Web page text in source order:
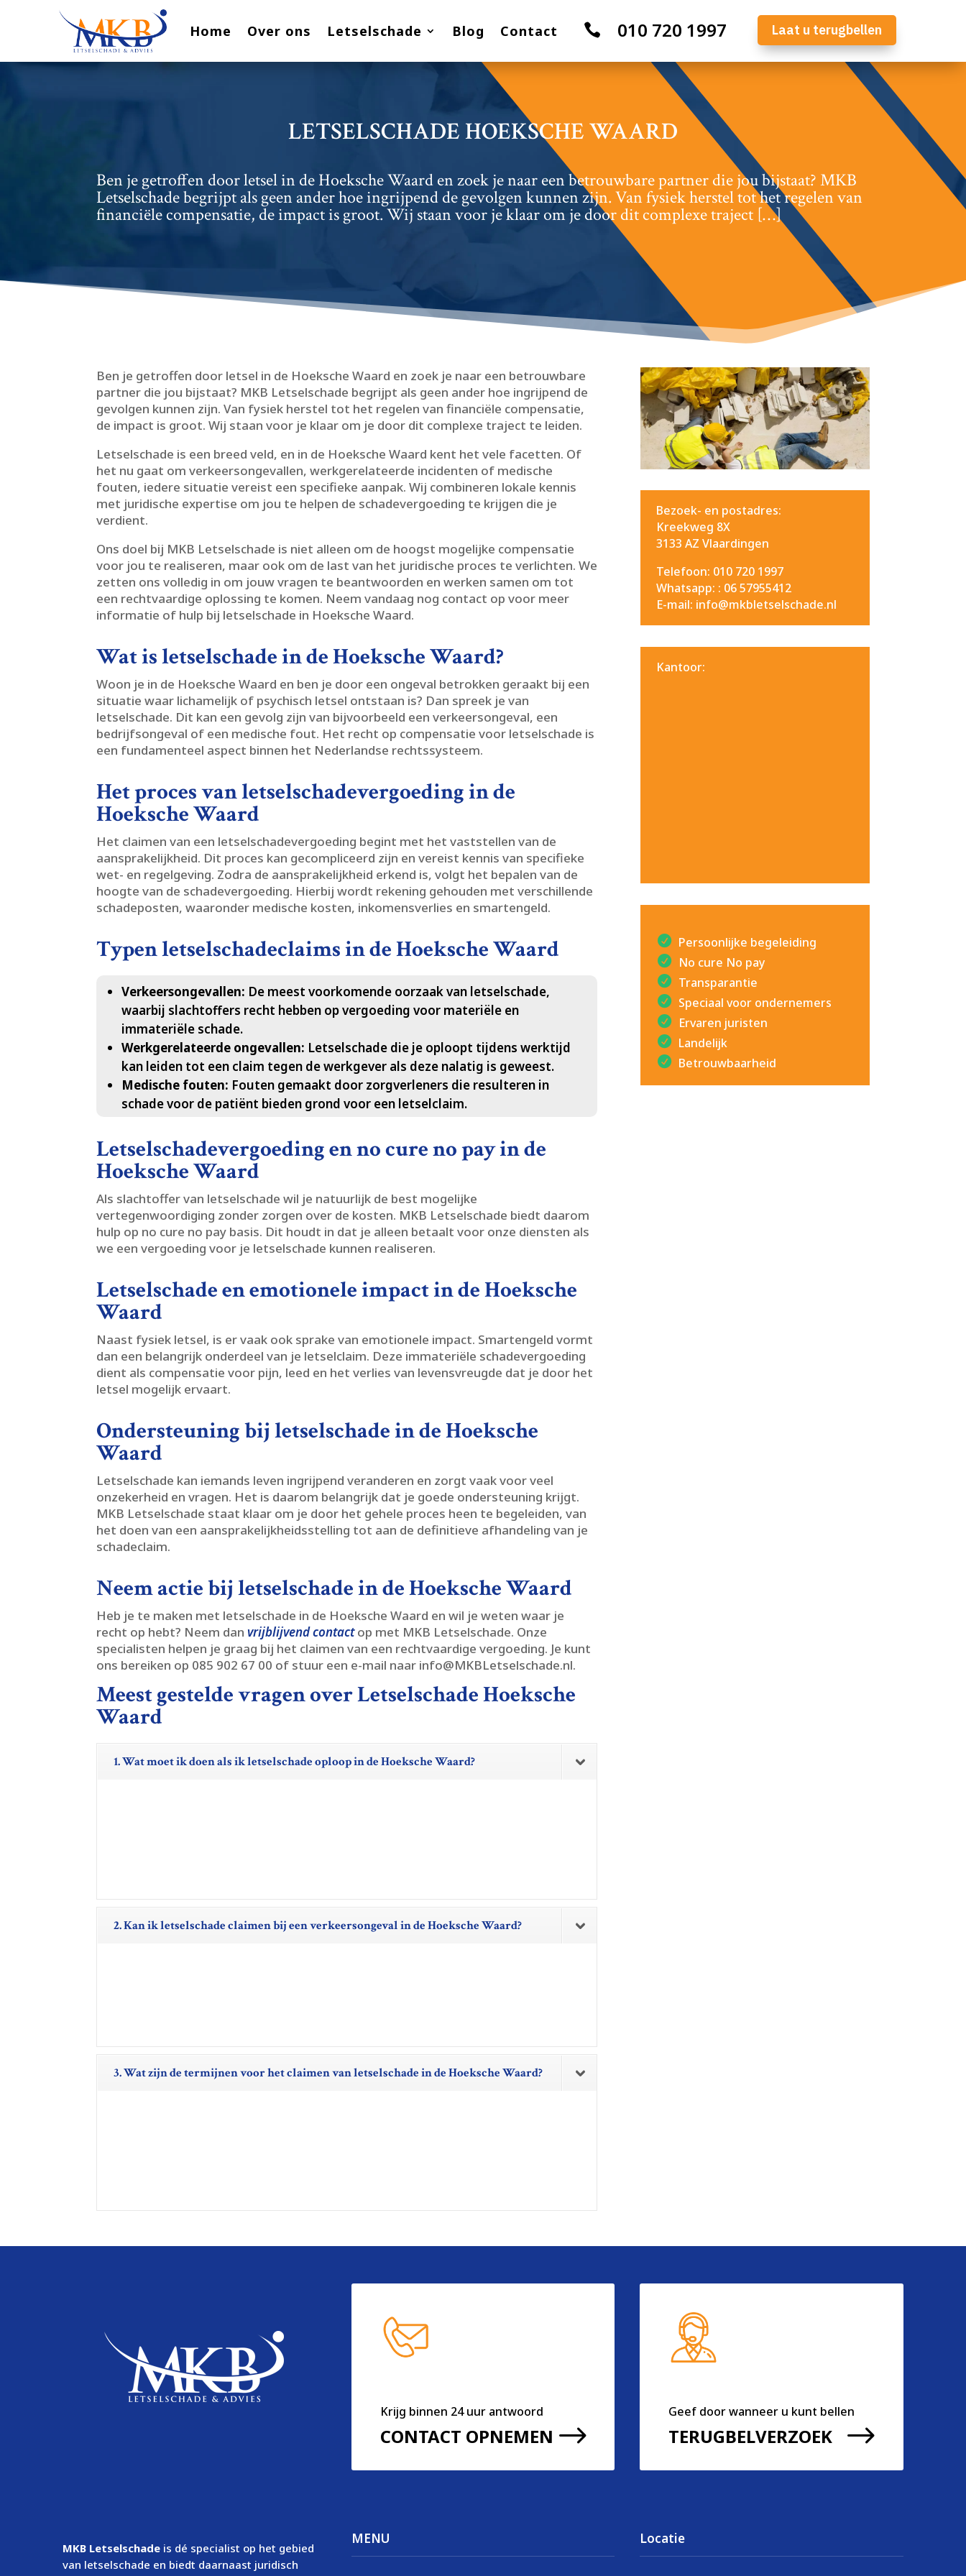
Home Over ons Letselschade Blog Contact  010 720 1997 Laat u terugbellen
LETSELSCHADE HOEKSCHE WAARD
Ben je getroffen door letsel in de Hoeksche Waard en zoek je naar een betrouwbare partner die jou bijstaat? MKB
Letselschade begrijpt als geen ander hoe ingrijpend de gevolgen kunnen zijn.​ Van fysiek herstel tot het regelen van
financiële compensatie, de impact is groot.​ Wij staan voor je klaar om je door dit complexe traject […]
Ben je getroffen door letsel in de Hoeksche Waard en zoek je naar een betrouwbare
partner die jou bijstaat? MKB Letselschade begrijpt als geen ander hoe ingrijpend de
gevolgen kunnen zijn.​ Van fysiek herstel tot het regelen van financiële compensatie,
de impact is groot.​ Wij staan voor je klaar om je door dit complexe traject te leiden.​
Letselschade is een breed veld, en in de Hoeksche Waard kent het vele facetten.​ Of
het nu gaat om verkeersongevallen, werkgerelateerde incidenten of medische
fouten, iedere situatie vereist een specifieke aanpak.​ Wij combineren lokale kennis
met juridische expertise om jou te helpen de schadevergoeding te krijgen die je
verdient.​
Ons doel bij MKB Letselschade is niet alleen om de hoogst mogelijke compensatie
voor jou te realiseren, maar ook om de last van het juridische proces te verlichten.​ We
zetten ons volledig in om jouw vragen te beantwoorden en werken samen om tot
een rechtvaardige oplossing te komen.​ Neem vandaag nog contact op voor meer
informatie of hulp bij letselschade in Hoeksche Waard.​
Wat is letselschade in de Hoeksche Waard?
Woon je in de Hoeksche Waard en ben je door een ongeval betrokken geraakt bij een
situatie waar lichamelijk of psychisch letsel ontstaan is? Dan spreek je van
letselschade.​ Dit kan een gevolg zijn van bijvoorbeeld een verkeersongeval, een
bedrijfsongeval of een medische fout.​ Het recht op compensatie voor letselschade is
een fundamenteel aspect binnen het Nederlandse rechtssysteem.​
Het proces van letselschadevergoeding in de
Hoeksche Waard
Het claimen van een letselschadevergoeding begint met het vaststellen van de
aansprakelijkheid.​ Dit proces kan gecompliceerd zijn en vereist kennis van specifieke
wet- en regelgeving.​ Zodra de aansprakelijkheid erkend is, volgt het bepalen van de
hoogte van de schadevergoeding.​ Hierbij wordt rekening gehouden met verschillende
schadeposten, waaronder medische kosten, inkomensverlies en smartengeld.​
Typen letselschadeclaims in de Hoeksche Waard
Verkeersongevallen: De meest voorkomende oorzaak van letselschade,
waarbij slachtoffers recht hebben op vergoeding voor materiële en
immateriële schade.​
Werkgerelateerde ongevallen: Letselschade die je oploopt tijdens werktijd
kan leiden tot een claim tegen de werkgever als deze nalatig is geweest.​
Medische fouten: Fouten gemaakt door zorgverleners die resulteren in
schade voor de patiënt bieden grond voor een letselclaim.​
Letselschadevergoeding en no cure no pay in de
Hoeksche Waard
Als slachtoffer van letselschade wil je natuurlijk de best mogelijke
vertegenwoordiging zonder zorgen over de kosten.​ MKB Letselschade biedt daarom
hulp op no cure no pay basis.​ Dit houdt in dat je alleen betaalt voor onze diensten als
we een vergoeding voor je letselschade kunnen realiseren.​
Letselschade en emotionele impact in de Hoeksche
Waard
Naast fysiek letsel, is er vaak ook sprake van emotionele impact.​ Smartengeld vormt
dan een belangrijk onderdeel van je letselclaim.​ Deze immateriële schadevergoeding
dient als compensatie voor pijn, leed en het verlies van levensvreugde dat je door het
letsel mogelijk ervaart.​
Ondersteuning bij letselschade in de Hoeksche
Waard
Letselschade kan iemands leven ingrijpend veranderen en zorgt vaak voor veel
onzekerheid en vragen.​ Het is daarom belangrijk dat je goede ondersteuning krijgt.​
MKB Letselschade staat klaar om je door het gehele proces heen te begeleiden, van
het doen van een aansprakelijkheidsstelling tot aan de definitieve afhandeling van je
schadeclaim.​
Neem actie bij letselschade in de Hoeksche Waard
Heb je te maken met letselschade in de Hoeksche Waard en wil je weten waar je
recht op hebt? Neem danvrijblijvend contactop met MKB Letselschade.​ Onze
specialisten helpen je graag bij het claimen van een rechtvaardige vergoeding.​ Je kunt
ons bereiken op 085 902 67 00 of stuur een e-mail naar info@MKBLetselschade.​nl.​
Meest gestelde vragen over Letselschade Hoeksche
Waard
1. Wat moet ik doen als ik letselschade oploop in de Hoeksche Waard?
2. Kan ik letselschade claimen bij een verkeersongeval in de Hoeksche Waard?
3. Wat zijn de termijnen voor het claimen van letselschade in de Hoeksche Waard?
Bezoek- en postadres:
Kreekweg 8X
3133 AZ Vlaardingen
Telefoon: 010 720 1997
Whatsapp: : 06 57955412
E-mail: info@mkbletselschade.nl
Kantoor:
Persoonlijke begeleiding
No cure No pay
Transparantie
Speciaal voor ondernemers
Ervaren juristen
Landelijk
Betrouwbaarheid
Krijg binnen 24 uur antwoord
CONTACT OPNEMEN $
Geef door wanneer u kunt bellen
TERUGBELVERZOEK $
MKB Letselschade is dé specialist op het gebied
van letselschade en biedt daarnaast juridisch
MENU Locatie